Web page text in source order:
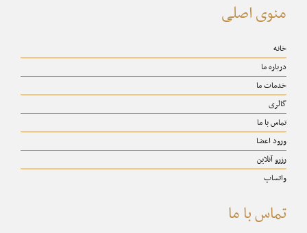
منوی اصلی
خانه
درباره ما
خدمات ما
گالری
تماس با ما
ورود اعضا
رزرو آنلاین
واتساپ
تماس با ما